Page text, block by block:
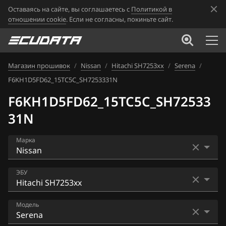
Оставаясь на сайте, вы соглашаетесь с Политикой в
отношении cookie. Если не согласны, покиньте сайт.
Магазин прошивок / Nissan / Hitachi SH7253xx / Serena /
F6KH1D5FD62_15TC5C_SH7253331N
F6KH1D5FD62_15TC5C_SH72533
31N
Марка
Acura
Alfa Romeo
ATLAS
ЭБУ
Bosch EDC16CP33
Bosch EDC17C84
Модель